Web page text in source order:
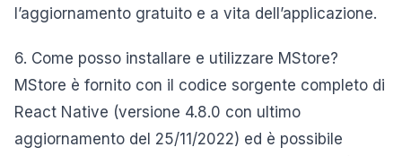
l’aggiornamento gratuito e a vita dell’applicazione.
6. Come posso installare e utilizzare MStore?
MStore è fornito con il codice sorgente completo di
React Native (versione 4.8.0 con ultimo
aggiornamento del 25/11/2022) ed è possibile